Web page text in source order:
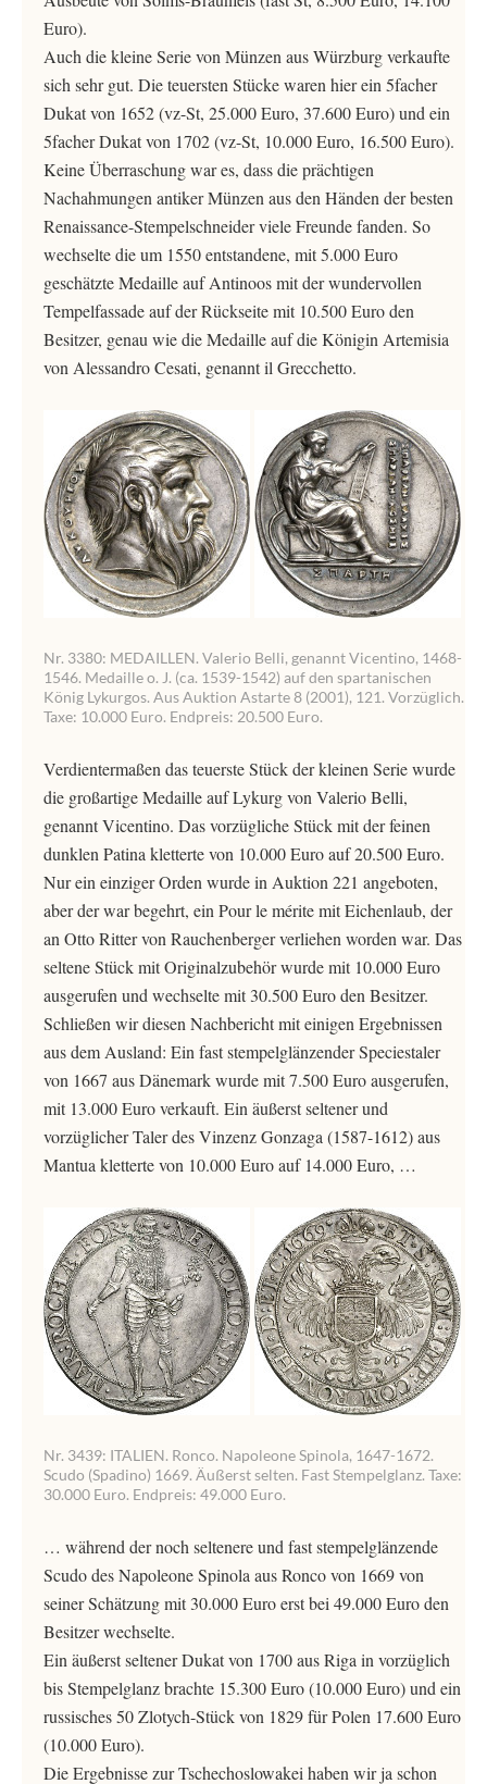
Euro).
Auch die kleine Serie von Münzen aus Würzburg verkaufte
sich sehr gut. Die teuersten Stücke waren hier ein 5facher
Dukat von 1652 (vz-St, 25.000 Euro, 37.600 Euro) und ein
5facher Dukat von 1702 (vz-St, 10.000 Euro, 16.500 Euro).
Keine Überraschung war es, dass die prächtigen
Nachahmungen antiker Münzen aus den Händen der besten
Renaissance-Stempelschneider viele Freunde fanden. So
wechselte die um 1550 entstandene, mit 5.000 Euro
geschätzte Medaille auf Antinoos mit der wundervollen
Tempelfassade auf der Rückseite mit 10.500 Euro den
Besitzer, genau wie die Medaille auf die Königin Artemisia
von Alessandro Cesati, genannt il Grecchetto.
Nr. 3380: MEDAILLEN. Valerio Belli, genannt Vicentino, 1468-
1546. Medaille o. J. (ca. 1539-1542) auf den spartanischen
König Lykurgos. Aus Auktion Astarte 8 (2001), 121. Vorzüglich.
Taxe: 10.000 Euro. Endpreis: 20.500 Euro.
Verdientermaßen das teuerste Stück der kleinen Serie wurde
die großartige Medaille auf Lykurg von Valerio Belli,
genannt Vicentino. Das vorzügliche Stück mit der feinen
dunklen Patina kletterte von 10.000 Euro auf 20.500 Euro.
Nur ein einziger Orden wurde in Auktion 221 angeboten,
aber der war begehrt, ein Pour le mérite mit Eichenlaub, der
an Otto Ritter von Rauchenberger verliehen worden war. Das
seltene Stück mit Originalzubehör wurde mit 10.000 Euro
ausgerufen und wechselte mit 30.500 Euro den Besitzer.
Schließen wir diesen Nachbericht mit einigen Ergebnissen
aus dem Ausland: Ein fast stempelglänzender Speciestaler
von 1667 aus Dänemark wurde mit 7.500 Euro ausgerufen,
mit 13.000 Euro verkauft. Ein äußerst seltener und
vorzüglicher Taler des Vinzenz Gonzaga (1587-1612) aus
Mantua kletterte von 10.000 Euro auf 14.000 Euro, …
Nr. 3439: ITALIEN. Ronco. Napoleone Spinola, 1647-1672.
Scudo (Spadino) 1669. Äußerst selten. Fast Stempelglanz. Taxe:
30.000 Euro. Endpreis: 49.000 Euro.
… während der noch seltenere und fast stempelglänzende
Scudo des Napoleone Spinola aus Ronco von 1669 von
seiner Schätzung mit 30.000 Euro erst bei 49.000 Euro den
Besitzer wechselte.
Ein äußerst seltener Dukat von 1700 aus Riga in vorzüglich
bis Stempelglanz brachte 15.300 Euro (10.000 Euro) und ein
russisches 50 Zlotych-Stück von 1829 für Polen 17.600 Euro
(10.000 Euro).
Die Ergebnisse zur Tschechoslowakei haben wir ja schon